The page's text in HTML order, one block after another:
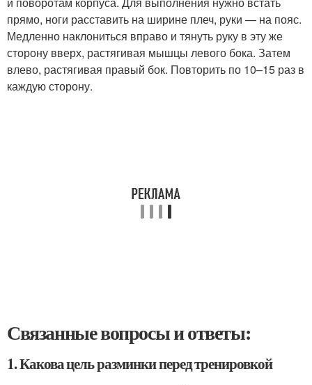
прямо, ноги расставить на ширине плеч, руки — на пояс.
Медленно наклониться вправо и тянуть руку в эту же
сторону вверх, растягивая мышцы левого бока. Затем
влево, растягивая правый бок. Повторить по 10–15 раз в
каждую сторону.
Связанные вопросы и ответы:
1. Какова цель разминки перед тренировкой